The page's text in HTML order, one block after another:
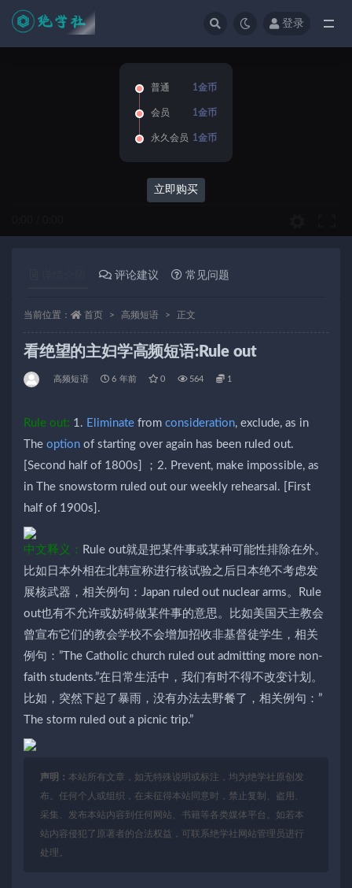
登录
普通 1金币
会员 1金币
永久会员 1金币
立即购买
评论建议 常见问题
当前位置： 首页 高频短语 正文
看绝望的主妇学高频短语:Rule out
高频短语 6 年前 0 564 1
Rule out: 1. Eliminate from consideration, exclude, as in
The option of starting over again has been ruled out.
[Second half of 1800s] ；2. Prevent, make impossible, as
in The snowstorm ruled out our weekly rehearsal. [First
half of 1900s].
中文释义： Rule out就是把某件事或某种可能性排除在外。
比如日本外相在北韩宣称进行核试验之后日本绝不考虑发
展核武器，相关例句：Japan ruled out nuclear arms。Rule
out也有不允许或妨碍做某件事的意思。比如美国天主教会
曾宣布它们的教会学校不会增加招收非基督徒学生，相关
例句：”The Catholic church ruled out admitting more non-
faith students.”在日常生活中，我们有时不得不改变计划。
比如，突然下起了暴雨，没有办法去野餐了，相关例句：”
The storm ruled out a picnic trip.”
声明： 本站所有文章，如无特殊说明或标注，均为绝学社原创发
布。任何个人或组织，在未征得本站同意时，禁止复制、盗用、
采集、发布本站内容到任何网站、书籍等各类媒体平台。如若本
站内容侵犯了原著者的合法权益，可联系绝学社网站管理员进行
处理。